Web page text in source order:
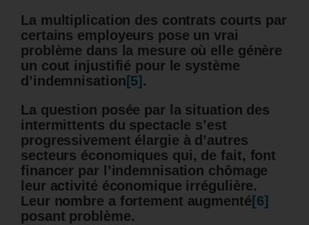
La multiplication des contrats courts par
certains employeurs pose un vrai
problème dans la mesure où elle génère
un cout injustifié pour le système
d’indemnisation [5] .
La question posée par la situation des
intermittents du spectacle s’est
progressivement élargie à d’autres
secteurs économiques qui, de fait, font
financer par l’indemnisation chômage
leur activité économique irrégulière.
Leur nombre a fortement augmenté [6]
posant problème.